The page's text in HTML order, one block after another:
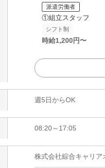
派遣労働者
①組立スタッフ
シフト制
時給1,200円〜
週5日からOK
08:20～17:05
株式会社綜合キャリ